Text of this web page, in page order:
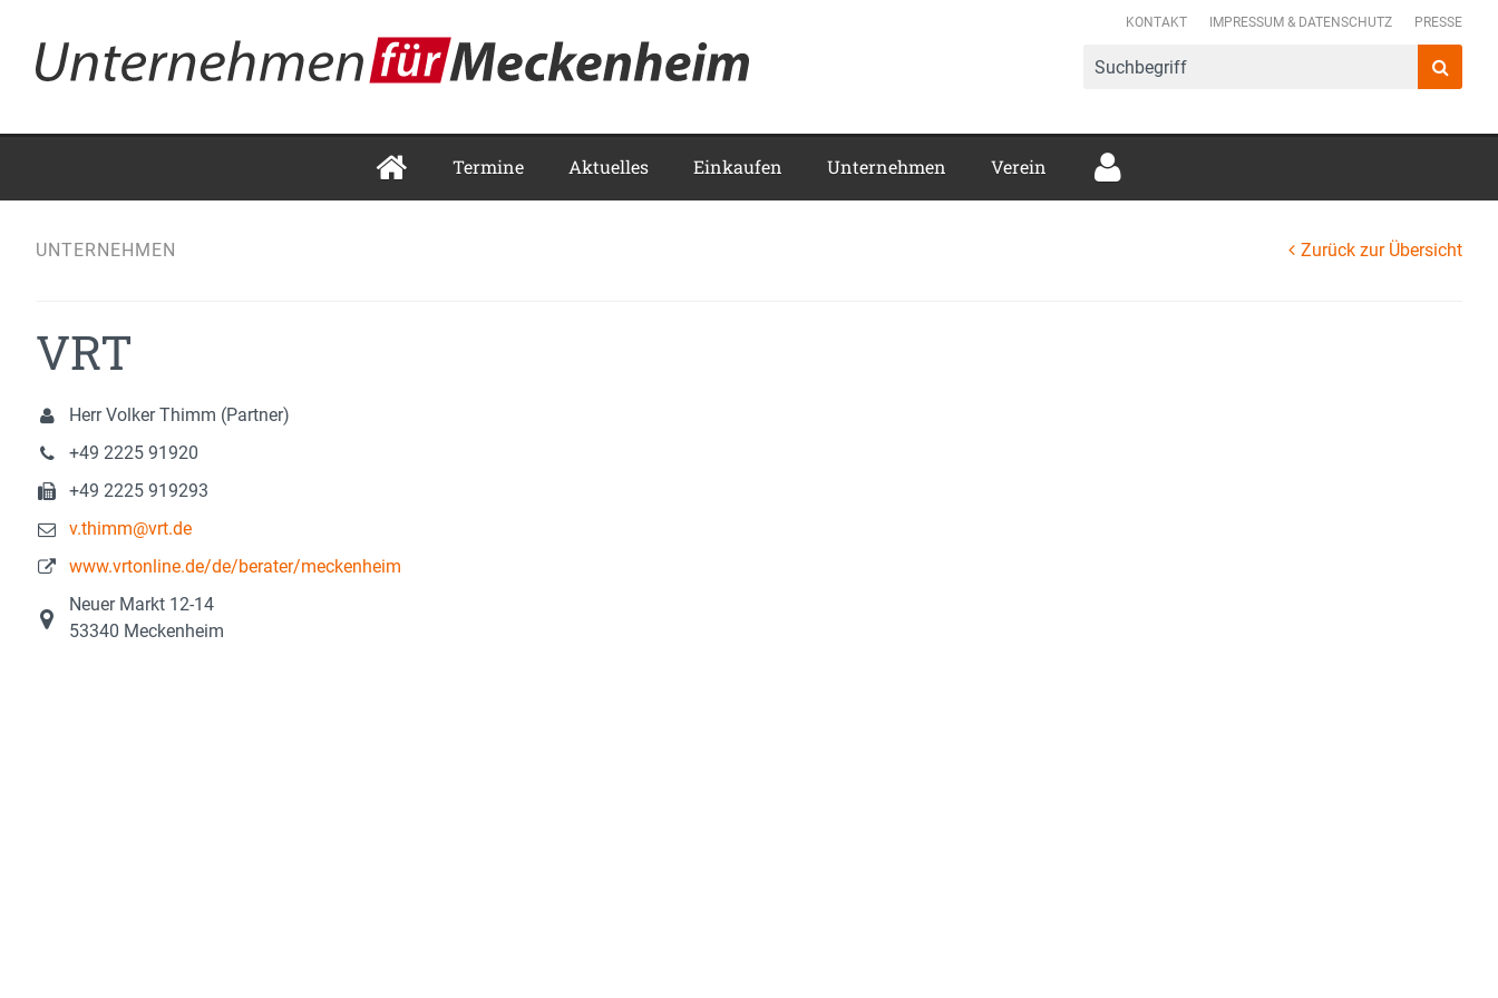
Meckenheimer Verbund e.V.
Termine Aktuelles Einkaufen Unternehmen Verein
KONTAKT IMPRESSUM & DATENSCHUTZ PRESSE
UNTERNEHMEN Zurück zur Übersicht
VRT
Herr Volker Thimm (Partner)
+49 2225 91920
+49 2225 919293
v.thimm@vrt.de
www.vrtonline.de/de/berater/meckenheim
Neuer Markt 12-14
53340 Meckenheim